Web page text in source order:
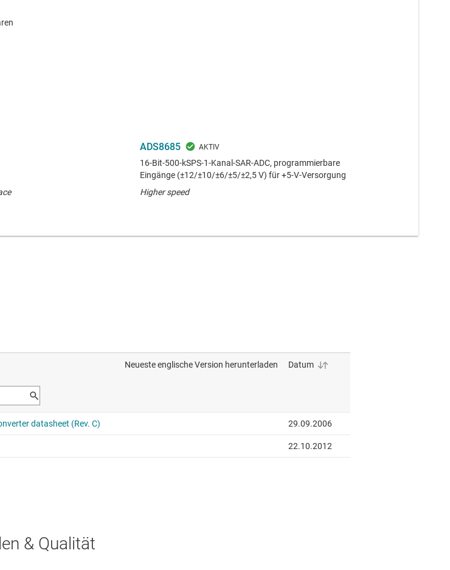
ADS8685
16-Bit-500-kSPS-1-Kanal-SAR-ADC, programmierbare
Eingänge (±12/±10/±6/±5/±2,5 V) für +5-V-Versorgung
Higher speed
& Qualität